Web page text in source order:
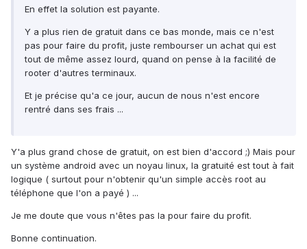
En effet la solution est payante.
Y a plus rien de gratuit dans ce bas monde, mais ce n'est
pas pour faire du profit, juste rembourser un achat qui est
tout de même assez lourd, quand on pense à la facilité de
rooter d'autres terminaux.
Et je précise qu'a ce jour, aucun de nous n'est encore
rentré dans ses frais ...
Y'a plus grand chose de gratuit, on est bien d'accord ;) Mais pour
un système android avec un noyau linux, la gratuité est tout à fait
logique ( surtout pour n'obtenir qu'un simple accès root au
téléphone que l'on a payé ) ...
Je me doute que vous n'êtes pas la pour faire du profit.
Bonne continuation.